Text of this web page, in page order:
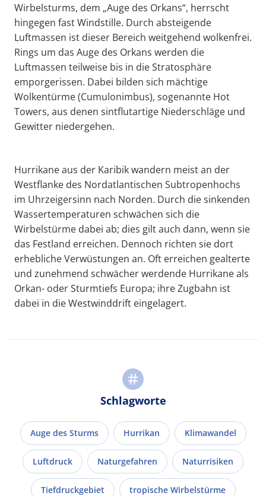
Wirbelsturms, dem „Auge des Orkans“, herrscht
hingegen fast Windstille. Durch absteigende
Luftmassen ist dieser Bereich weitgehend wolkenfrei.
Rings um das Auge des Orkans werden die
Luftmassen teilweise bis in die Stratosphäre
emporgerissen. Dabei bilden sich mächtige
Wolkentürme (Cumulonimbus), sogenannte Hot
Towers, aus denen sintflutartige Niederschläge und
Gewitter niedergehen.
Hurrikane aus der Karibik wandern meist an der
Westflanke des Nordatlantischen Subtropenhochs
im Uhrzeigersinn nach Norden. Durch die sinkenden
Wassertemperaturen schwächen sich die
Wirbelstürme dabei ab; dies gilt auch dann, wenn sie
das Festland erreichen. Dennoch richten sie dort
erhebliche Verwüstungen an. Oft erreichen gealterte
und zunehmend schwächer werdende Hurrikane als
Orkan- oder Sturmtiefs Europa; ihre Zugbahn ist
dabei in die Westwinddrift eingelagert.
Schlagworte
Auge des Sturms Hurrikan Klimawandel
Luftdruck Naturgefahren Naturrisiken
Tiefdruckgebiet tropische Wirbelstürme